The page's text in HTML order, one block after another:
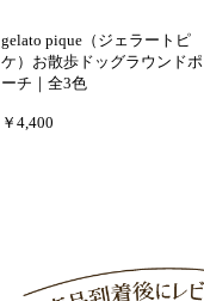
gelato pique（ジェラートピ
ケ）お散歩ドッグラウンドポ
ーチ｜全3色
￥4,400